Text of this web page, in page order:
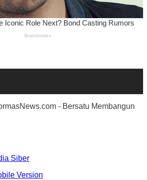
- Bersatu Membangun
Siber
Version